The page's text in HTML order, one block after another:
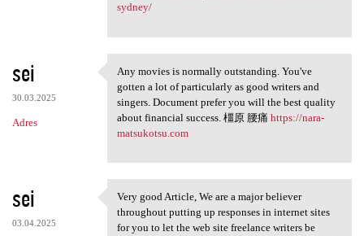
sydney/
sei
30.03.2025
Adres
Any movies is normally
Any movies is normally outstanding. You've
gotten a lot of particularly as good writers and
singers. Document prefer you will the best quality
about financial success. 橿原 腰痛 https://nara-
matsukotsu.com
sei
03.04.2025
Very good Article, We are a
Very good Article, We are a major believer
throughout putting up responses in internet sites
for you to let the web site freelance writers be